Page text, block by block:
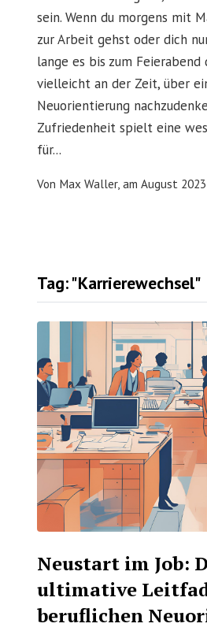
sein. Wenn du morgens mit
zur Arbeit gehst oder dich
lange es bis zum Feierabend
vielleicht an der Zeit, über
Neuorientierung
Zufriedenheit spielt eine
für...
Von Max Waller, amAugust 2023
Tag: "Karrierewechsel"
Neustart im Job:
ultimative
beruflichen